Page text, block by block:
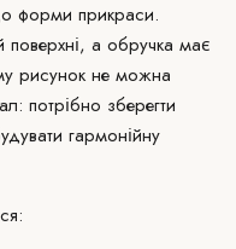
форми прикраси.
поверхні, а обручка має
рисунок не можна
потрібно зберегти
гармонійну